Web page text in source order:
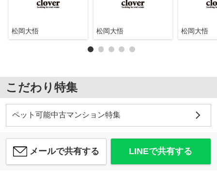
松岡大悟 松岡大悟 松岡大悟
こだわり特集
ペット可能中古マンション特集
メールで共有する LINEで共有する